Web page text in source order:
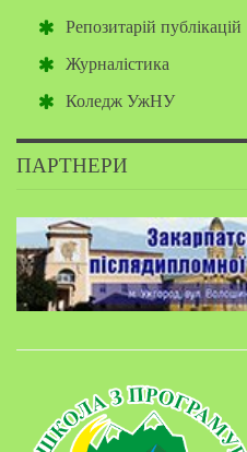
Репозитарій публікацій
Журналістика
Коледж УжНУ
ПАРТНЕРИ